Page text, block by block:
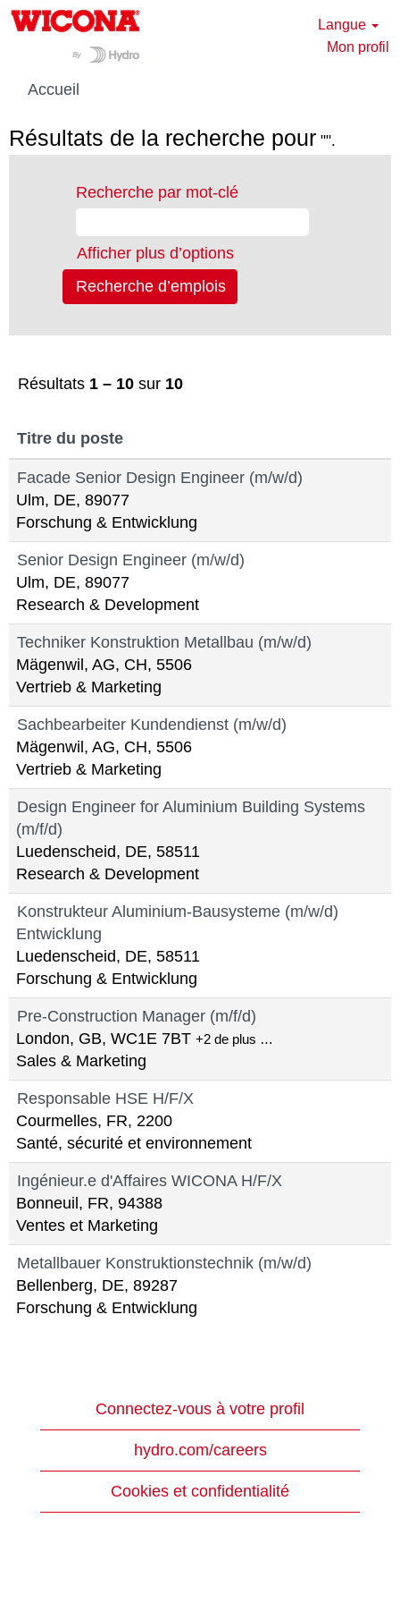
Langue
Mon profil
Accueil
Résultats de la recherche pour "".
Recherche par mot-clé
Afficher plus d’options
Résultats 1 – 10 sur 10
Titre du poste
Facade Senior Design Engineer (m/w/d)
Ulm, DE, 89077
Forschung & Entwicklung
Senior Design Engineer (m/w/d)
Ulm, DE, 89077
Research & Development
Techniker Konstruktion Metallbau (m/w/d)
Mägenwil, AG, CH, 5506
Vertrieb & Marketing
Sachbearbeiter Kundendienst (m/w/d)
Mägenwil, AG, CH, 5506
Vertrieb & Marketing
Design Engineer for Aluminium Building Systems
(m/f/d)
Luedenscheid, DE, 58511
Research & Development
Konstrukteur Aluminium-Bausysteme (m/w/d)
Entwicklung
Luedenscheid, DE, 58511
Forschung & Entwicklung
Pre-Construction Manager (m/f/d)
London, GB, WC1E 7BT +2 de plus …
Sales & Marketing
Responsable HSE H/F/X
Courmelles, FR, 2200
Santé, sécurité et environnement
Ingénieur.e d'Affaires WICONA H/F/X
Bonneuil, FR, 94388
Ventes et Marketing
Metallbauer Konstruktionstechnik (m/w/d)
Bellenberg, DE, 89287
Forschung & Entwicklung
Connectez-vous à votre profil
hydro.com/careers
Cookies et confidentialité